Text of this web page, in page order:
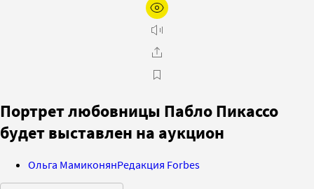
Портрет любовницы Пабло Пикассо
будет выставлен на аукцион
Ольга МамиконянРедакция Forbes